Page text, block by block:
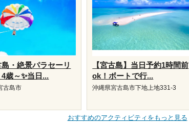
島・絶景パラセーリ
歳～✨当日...
古島市
【宮古島】当日予約1時間前
ok！ボートで行...
沖縄県宮古島市下地上地331-3
おすすめのアクティビティをもっと見る